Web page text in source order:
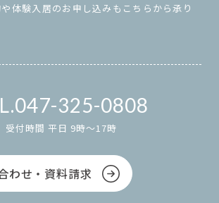
体験入居のお申し込みもこちらから承り
047-325-0808
受付時間 平日 9時～17時
わせ・資料請求